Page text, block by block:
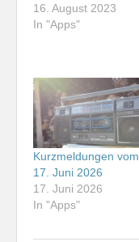
16. August 2023
In "Apps"
Kurzmeldungen vom
17. Juni 2026
17. Juni 2026
In "Apps"